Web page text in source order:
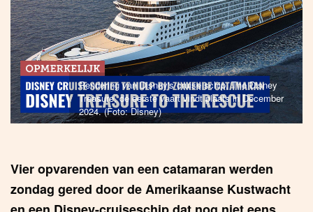
Rendering van Disney's cruise schip, The Disney
Treasure, de eerste vaart vindt plaats in December
2024. (Foto: Disney)
Vier opvarenden van een catamaran werden
zondag gered door de Amerikaanse Kustwacht